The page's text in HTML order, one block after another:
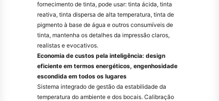
fornecimento de tinta, pode usar: tinta ácida, tinta
reativa, tinta dispersa de alta temperatura, tinta de
pigmento à base de água e outros consumíveis de
tinta, mantenha os detalhes da impressão claros,
realistas e evocativos.
Economia de custos pela inteligência: design
eficiente em termos energéticos, engenhosidade
escondida em todos os lugares
Sistema integrado de gestão da estabilidade da
temperatura do ambiente e dos bocais. Calibração